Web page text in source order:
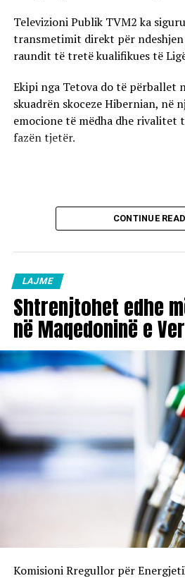
Televizioni Publik TVM2 ka
transmetimit direkt për ndeshjen
raundit të tretë kualifikues të
Ekipi nga Tetova do të përballet
skuadrën skoceze Hibernian, në
emocione të mëdha dhe rivalitet
fazën tjetër.
CONTINUE
LAJME
Shtrenjtohet edhe
në Maqedoninë e
Komisioni Rregullor për